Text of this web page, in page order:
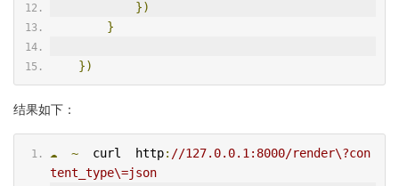
})
}
})
结果如下：
☁ ~
  curl  http
: //127.0.0.1:8000/render\?con
tent_type\=json